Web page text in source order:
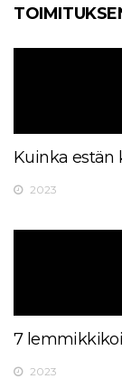
Kuinka estän
2023
7
2023